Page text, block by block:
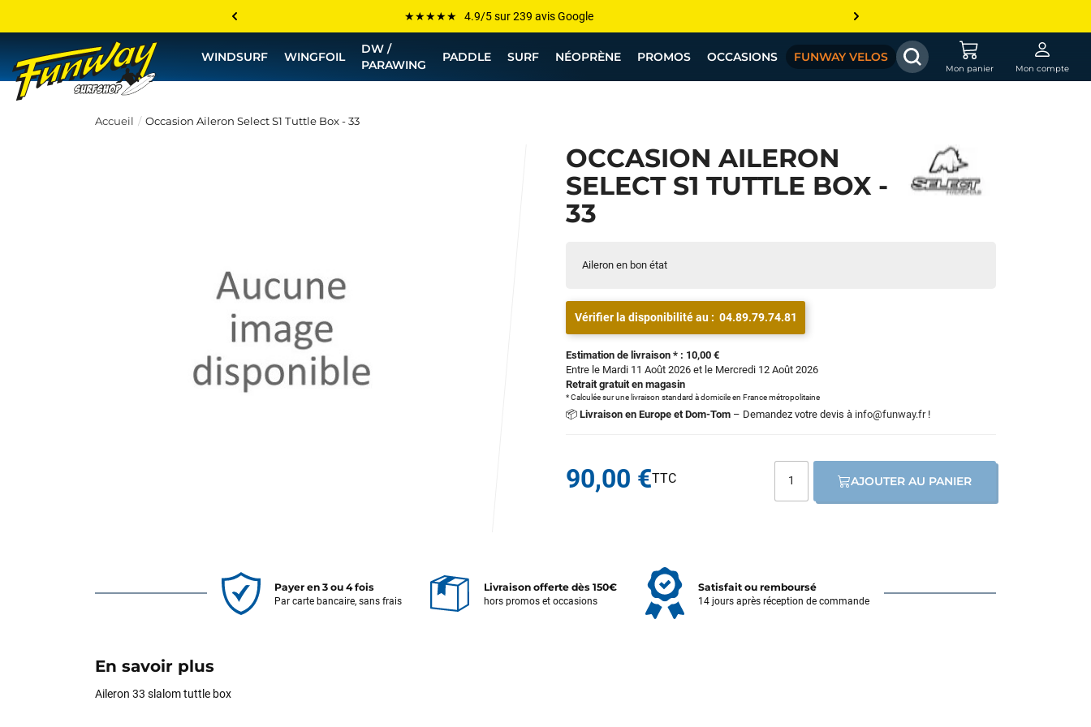
Les plus grandes marques sont chez Funway
Jusqu’à -75% de remise sur le windsurf, wingfoil, etc...
💰 Meilleur prix garanti — Moins cher ailleurs ? On s’aligne !
WINDSURF WINGFOIL
DW /
PARAWING
PADDLE SURF NÉOPRÈNE PROMOS OCCASIONS FUNWAY VELOS
Mon panier Mon compte
Accueil Occasion Aileron Select S1 Tuttle Box - 33
OCCASION AILERON
SELECT S1 TUTTLE BOX -
33
Aileron en bon état
Vérifier la disponibilité au : 04.89.79.74.81
Estimation de livraison * : 10,00 €
Entre le Mardi 11 Août 2026 et le Mercredi 12 Août 2026
Retrait gratuit en magasin
* Calculée sur une livraison standard à domicile en France métropolitaine
📦 Livraison en Europe et Dom-Tom – Demandez votre devis à info@funway.fr!
90,00 € AJOUTER AU PANIER
Payer en 3 ou 4 fois
Par carte bancaire, sans frais
Livraison offerte dès 150€
hors promos et occasions
Satisfait ou remboursé
14 jours après réception de commande
En savoir plus
Aileron 33 slalom tuttle box